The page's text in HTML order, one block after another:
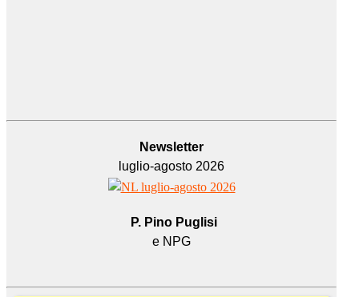
Newsletter
luglio-agosto 2026
P. Pino Puglisi
e NPG